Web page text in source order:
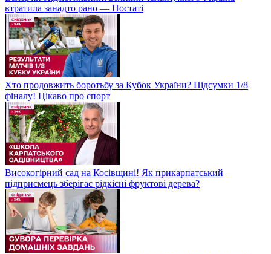
втратила занадто рано — Постаті
Хто продовжить боротьбу за Кубок України? Підсумки 1/8
фіналу! Цікаво про спорт
Високогірний сад на Косівщині! Як прикарпатський
підприємець зберігає рідкісні фруктові дерева?